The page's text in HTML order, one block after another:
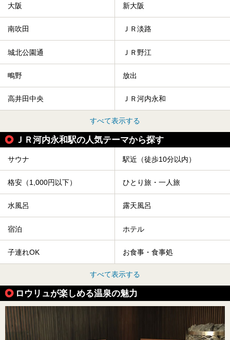
大阪 新大阪
南吹田 ＪＲ淡路
城北公園通 ＪＲ野江
鴫野 放出
高井田中央 ＪＲ河内永和
すべて表示する
ＪＲ河内永和駅の人気テーマから探す
サウナ 駅近（徒歩10分以内）
格安（1,000円以下） ひとり旅・一人旅
水風呂 露天風呂
宿泊 ホテル
子連れOK お食事・食事処
すべて表示する
ロウリュが楽しめる温泉の魅力